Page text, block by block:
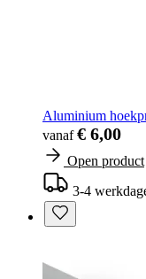
Aluminium
vanaf€ 6,00
Open product
3-4